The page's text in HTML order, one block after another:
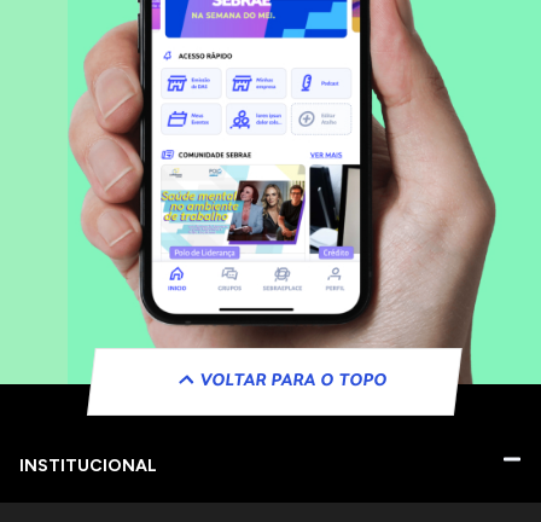
VOLTAR PARA O TOPO
INSTITUCIONAL